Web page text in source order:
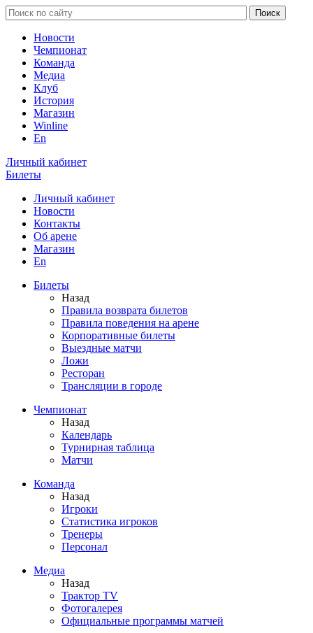
Новости
Чемпионат
Команда
Медиа
Клуб
История
Магазин
Winline
En
Личный кабинет
Билеты
Личный кабинет
Новости
Контакты
Об арене
Магазин
En
Билеты
Назад
Правила возврата билетов
Правила поведения на арене
Корпоративные билеты
Выездные матчи
Ложи
Ресторан
Трансляции в городе
Чемпионат
Назад
Календарь
Турнирная таблица
Матчи
Команда
Назад
Игроки
Статистика игроков
Тренеры
Персонал
Медиа
Назад
Трактор TV
Фотогалерея
Официальные программы матчей